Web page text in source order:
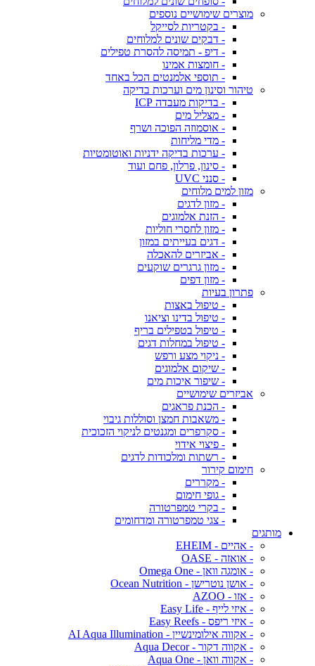
מוצרים שימושיים נוספים
- בקטריות לסייקל
- דבקים שונים למלוחים
- דיפ - תמיסה להסרת טפילים
- חומצות אמינו
- תוספי אלמנטים הכל באחד
טיהור וסינון מים וערכות בדיקה
- בדיקות מעבדה ICP
- מצליל מים
- אוסמוזה הפוכה ושרף
- מדי מליחות
- ערכות בדיקה ידניות ואוטומטיות
- סינון, פרלון, פחם ועוד
- סנני UVC
מזון למים מלוחים
- מזון לדגים
- הזנת אלמוגים
- מזון לחסרי חוליות
- דגים בעייתים במזון
- אביזרים להאכלה
- מזון גרגרים שוקעים
- מזון דפים
פתרון בעיות
- טיפול באצות
- טיפול בדינו וציאנו
- טיפול בטפילים בריף
- טיפול במחלות דגים
- ניקוי מצע ורפש
- שיקום אלמוגים
- שיפור איכות מים
אביזרים שימושיים
- הכנת פראגים
- משאבות חמצן וסוללות גיבוי
- סקרפרים ומגנטים לניקוי הזכוכית
- פיצוי אידוי
- רשתות ומלכודות לדגים
חימום קירור
- מקררים
- גופי חימום
- בקרי טמפרטורה
- צגי טמפרטורה ומדחומים
מותגים
- אהיים - EHEIM
- אואזה - OASE
- אומגה וואן - Omega One
- אושן נוטרישן - Ocean Nutrition
- אזו - AZOO
- איזי לייף - Easy Life
- איזי ריפס - Easy Reefs
- אקווה אילומינשיין - AI Aqua Illumination
- אקווה דקור - Aqua Decor
- אקווה וואן - Aqua One